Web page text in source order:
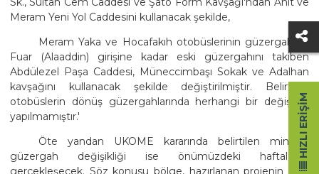
Meram Yeni Yol Caddesini kullanacak şekilde,
Meram Yaka ve Hocafakıh otobüslerinin güzergahları:
Fuar (Alaaddin) girişine kadar eski güzergahını takiben
Abdülezel Paşa Caddesi, Müneccimbaşı Sokak ve Adalhan
kavşağını kullanacak şekilde değiştirilmiştir. Belirtilen
otobüslerin dönüş güzergahlarında herhangi bir değişiklik
yapılmamıştır.'
Öte yandan UKOME kararında belirtilen minibüs
güzergah değişikliği ise önümüzdeki haftalarda
gerçekleşecek. Söz konusu bölge, hazırlanan projenin tam
HIZLI ERIŞIM